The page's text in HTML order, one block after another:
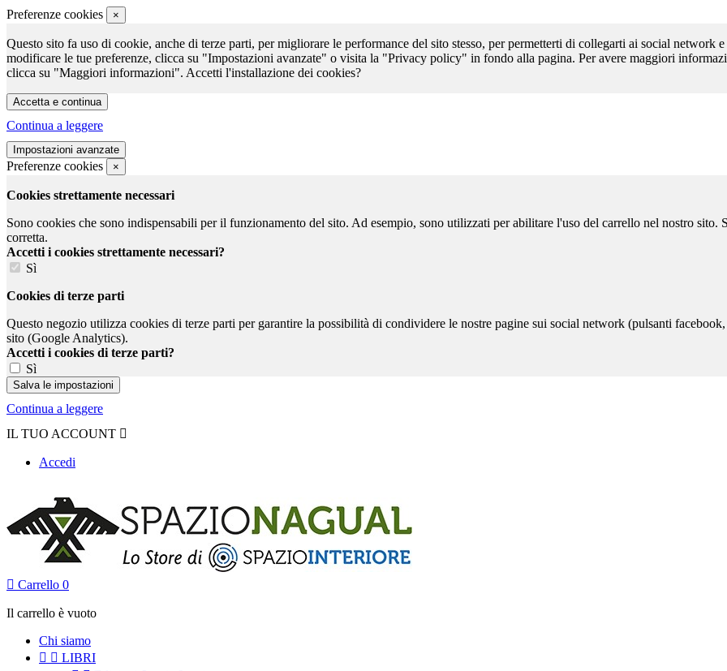
Preferenze cookies ×
Questo sito fa uso di cookie, anche di terze parti, per migliorare le performance del sito stesso, per permetterti di collegarti ai social network
modificare le tue preferenze, clicca su "Impostazioni avanzate" o visita la "Privacy policy" in fondo alla pagina. Per avere maggiori
clicca su "Maggiori informazioni". Accetti l'installazione dei cookies?
Continua a leggere
Preferenze cookies ×
Cookies strettamente necessari
Sono cookies che sono indispensabili per il funzionamento del sito. Ad esempio, sono utilizzati per abilitare l'uso del carrello nel nostro sito.
corretta.
Accetti i cookies strettamente necessari?
Sì
Cookies di terze parti
Questo negozio utilizza cookies di terze parti per garantire la possibilità di condividere le nostre pagine sui social network (pulsanti
sito (Google Analytics).
Accetti i cookies di terze parti?
Sì
Continua a leggere
IL TUO ACCOUNT 
Accedi
 Carrello 0
Il carrello è vuoto
Chi siamo
  LIBRI